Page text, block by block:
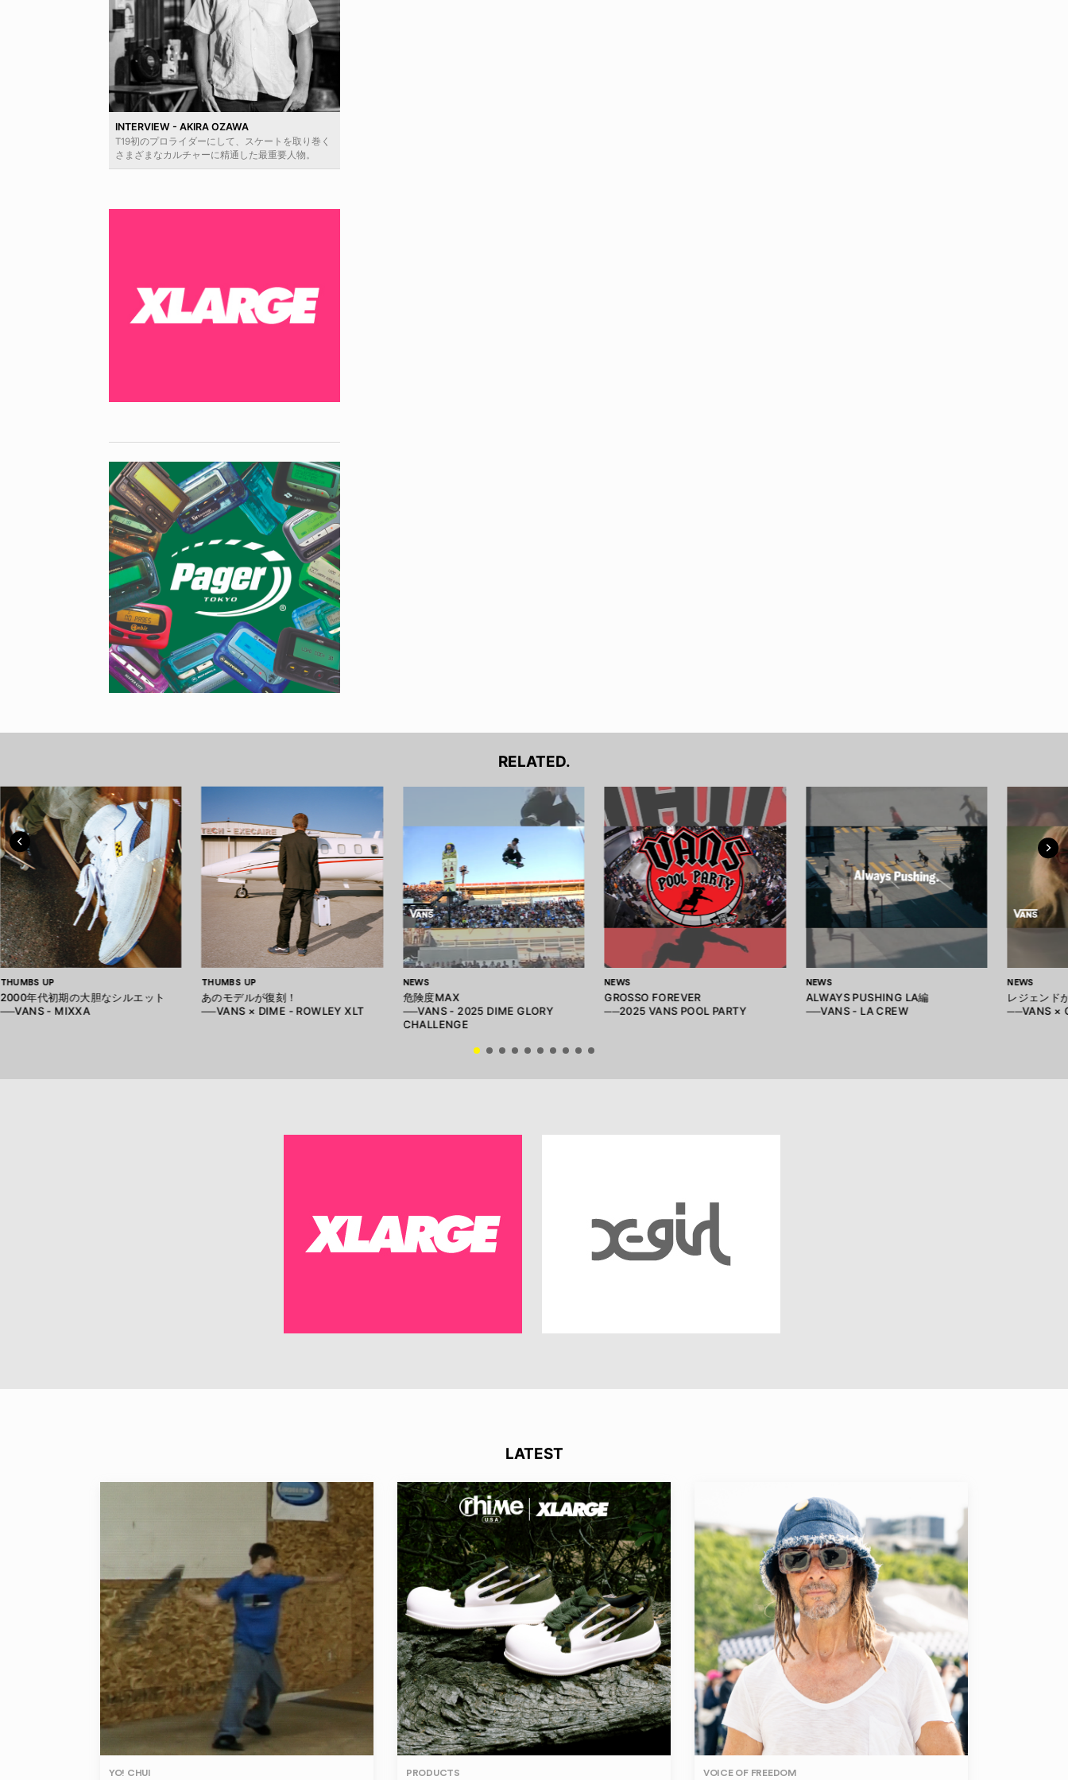
INTERVIEW - AKIRA OZAWA
T19初のプロライダーにして、スケートを取り巻く
さまざまなカルチャーに精通した最重要人物。
RELATED.
THUMBS UP
2000年代初期の大胆なシルエット
──VANS - MIXXA
THUMBS UP
あのモデルが復刻！
──VANS × DIME - ROWLEY XLT
NEWS
危険度MAX
──VANS - 2025 DIME GLORY
CHALLENGE
NEWS
GROSSO FOREVER
──2025 VANS POOL PARTY
NEWS
ALWAYS PUSHING LA編
──VANS - LA CREW
NEWS
レジェンド
──VANS ×
LATEST
YO! CHUI PRODUCTS VOICE OF FREEDOM